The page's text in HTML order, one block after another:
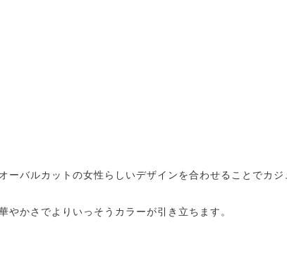
ーバルカットの女性らしいデザインを合わせることでカジ
かさでよりいっそうカラーが引き立ちます。